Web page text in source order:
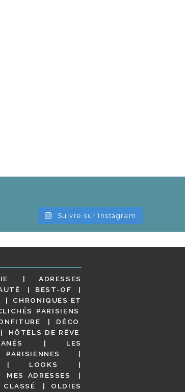
Suivre sur Instagram
ADRESSES
BEST-OF
CHRONIQUES ET
PARISIENS
DÉCO
HÔTELS DE RÊVE
LES
LOOKS
MES ADRESSES
CLASSÉ OLDIES